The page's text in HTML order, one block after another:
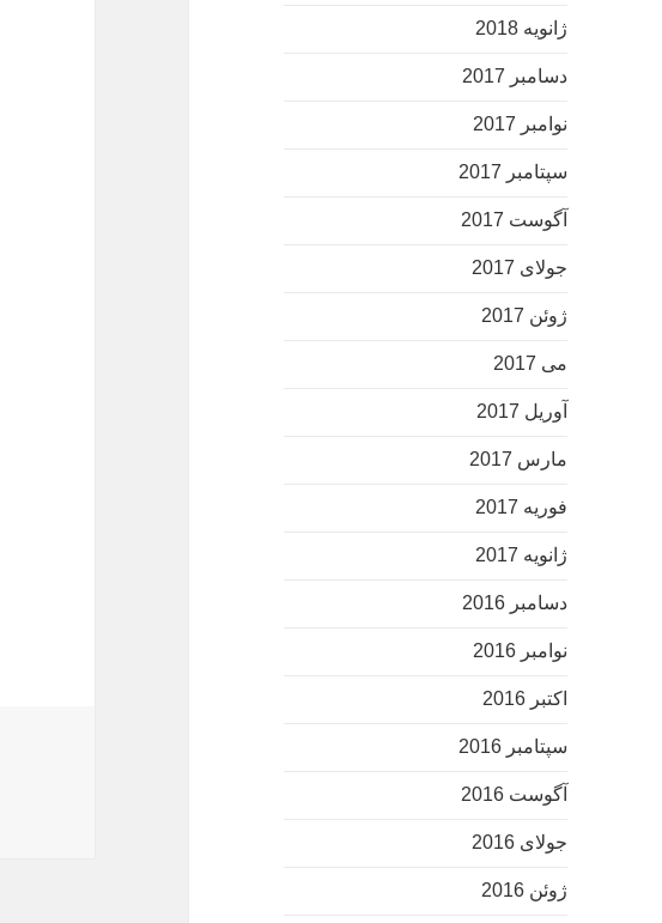
ژانویه 2018
دسامبر 2017
نوامبر 2017
سپتامبر 2017
آگوست 2017
جولای 2017
ژوئن 2017
می 2017
آوریل 2017
مارس 2017
فوریه 2017
ژانویه 2017
دسامبر 2016
نوامبر 2016
اکتبر 2016
سپتامبر 2016
آگوست 2016
جولای 2016
ژوئن 2016